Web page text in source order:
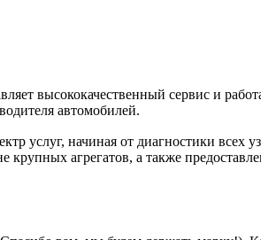
высококачественный сервис и
автомобилей.
начиная от диагностики всех
агрегатов, а также